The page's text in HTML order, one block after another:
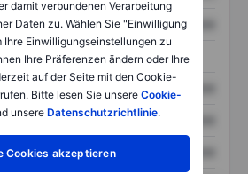
damit verbundenen Verarbeitung
Daten zu. Wählen Sie "Einwilligung
Ihre Einwilligungseinstellungen zu
Ihre Präferenzen ändern oder Ihre
auf der Seite mit den Cookie-
Bitte lesen Sie unsereCookie-
unsere Datenschutzrichtlinie.
Cookies akzeptieren
XXXXXXX XXXXXXX
XXXXXXX XXXXXXX
XXXXXXX XXXXXXX
XXXXXXX